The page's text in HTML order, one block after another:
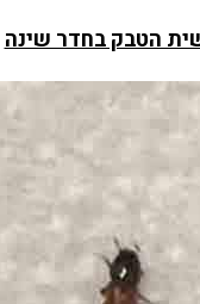
הטבק בחדר שינה